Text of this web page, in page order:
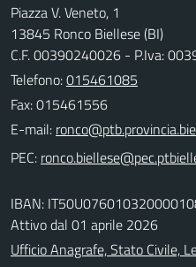
Piazza V. Veneto, 1
13845 Ronco Biellese (BI)
C.F. 00390240026 - P.Iva:
Telefono:015461085
Fax: 015461556
E-mail:
PEC:
IBAN:
Attivo dal 01 aprile 2026
Ufficio Anagrafe, Stato Civile,